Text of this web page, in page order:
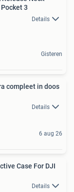
3
Details
Gisteren
compleet in doos
Details
6 aug 26
Case For DJI
Details